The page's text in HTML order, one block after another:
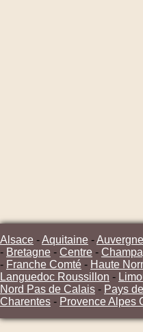
Alsace -Aquitaine -Auvergne
- Bretagne - Centre -
- Franche Comté - Haute
Languedoc Roussillon -
Nord Pas de Calais - Pays
Charentes - Provence Alpes